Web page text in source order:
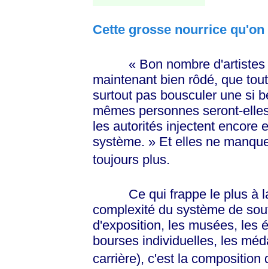
Cette grosse nourrice
« Bon nombre
maintenant bien rôdé, que
surtout pas bousculer une si
mêmes personnes seront-
les autorités injectent encore
système. »Et elles ne
toujours plus.
Ce qui frappe le plus à
complexité du système de
d'exposition, les musées, les
bourses individuelles, les
carrière), c'est la composition